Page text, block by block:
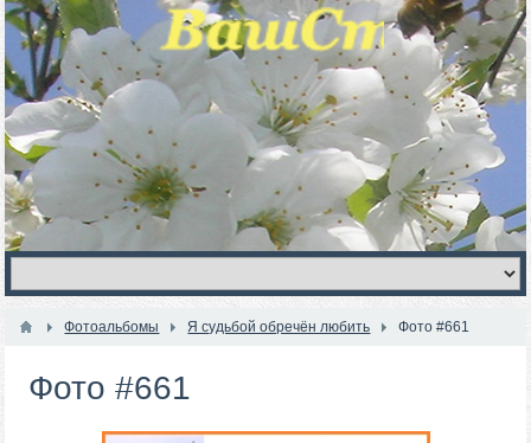
Фотоальбомы Я судьбой обречён любить Фото #661
Фото #661